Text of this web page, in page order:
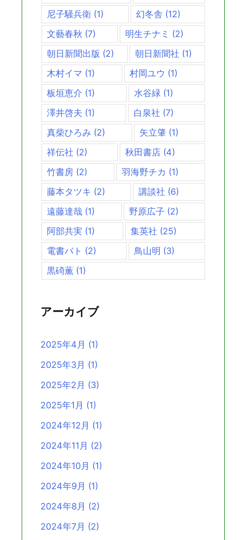
尼子騒兵衛 (1) 幻冬舎 (12)
文藝春秋 (7) 明生チナミ
(2)
朝日新聞出版 (2) 朝日新聞社 (1)
木村イマ (1) 村岡ユウ (1)
板垣恵介 (1) 水谷緑 (1)
澤井啓夫 (1) 白泉社 (7)
真柴ひろみ (2) 矢立肇 (1)
祥伝社 (2) 秋田書店(4)
竹書房 (2) 羽海野チカ (1)
藤本タツキ (2) 講談社 (6)
遠藤達哉 (1) 野原広子 (2)
阿部共実 (1) 集英社 (25)
電書バト (2) 鳥山明 (3)
黒碕薫 (1)
アーカイブ
2025年4月 (1)
2025年3月 (1)
2025年2月 (3)
2025年1月 (1)
2024年12月 (1)
2024年11月 (2)
2024年10月 (1)
2024年9月 (1)
2024年8月 (2)
2024年7月 (2)